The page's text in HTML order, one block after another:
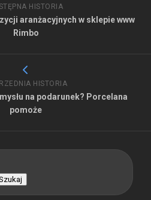
HISTORIA
aranżacyjnych w sklepie www
Rimbo
HISTORIA
na podarunek? Porcelana
pomoże